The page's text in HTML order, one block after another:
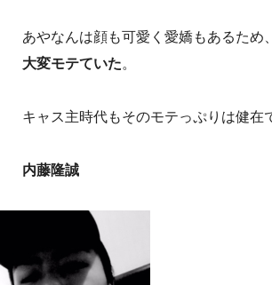
あやなんは顔も可愛く愛嬌もあるため、
大変モテていた。
キャス主時代もそのモテっぷりは健在
内藤隆誠